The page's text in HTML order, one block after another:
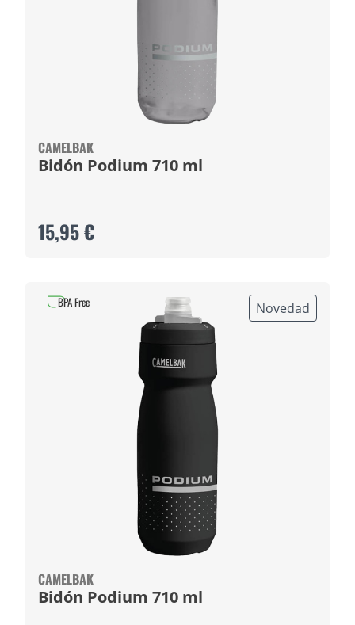
CAMELBAK
Bidón Podium 710 ml
15,95 €
Novedad
CAMELBAK
Bidón Podium 710 ml
BPA Free